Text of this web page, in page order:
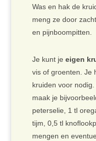
Was en hak de
meng ze door
en pijnboompitten.
Je kunt je eigen
vis of groenten. Je
kruiden voor
maak je
peterselie, 1 tl
tijm, 0,5 tl
mengen en